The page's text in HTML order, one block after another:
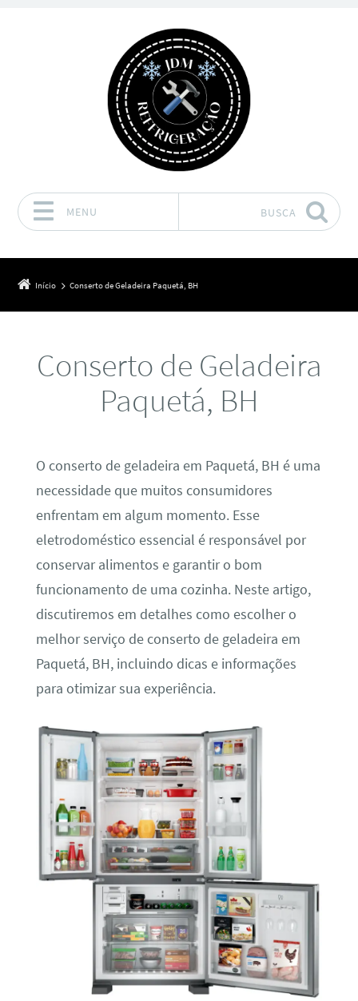
MENU BUSCA
Início Conserto de Geladeira Paquetá, BH
Conserto de Geladeira
Paquetá, BH
O conserto de geladeira em Paquetá, BH é uma
necessidade que muitos consumidores
enfrentam em algum momento. Esse
eletrodoméstico essencial é responsável por
conservar alimentos e garantir o bom
funcionamento de uma cozinha. Neste artigo,
discutiremos em detalhes como escolher o
melhor serviço de conserto de geladeira em
Paquetá, BH, incluindo dicas e informações
para otimizar sua experiência.